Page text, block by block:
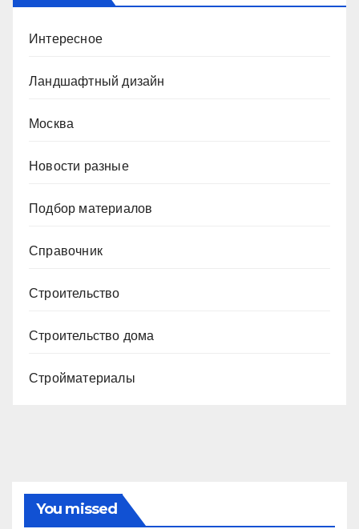
Интересное
Ландшафтный дизайн
Москва
Новости разные
Подбор материалов
Справочник
Строительство
Строительство дома
Стройматериалы
You missed